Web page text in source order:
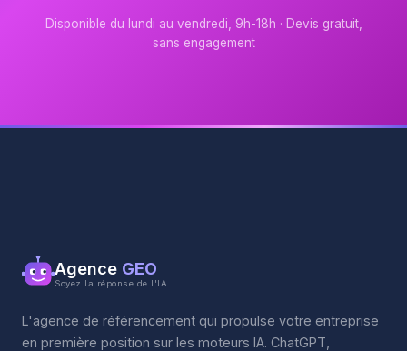
Disponible du lundi au vendredi, 9h-18h · Devis gratuit,
sans engagement
Agence GEO
Soyez la réponse de l'IA
L'agence de référencement qui propulse votre entreprise
en première position sur les moteurs IA. ChatGPT,